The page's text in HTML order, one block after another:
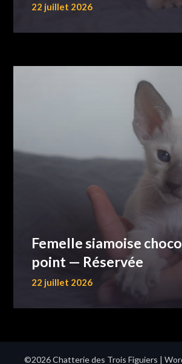
22 juillet 2026
Femelle siamoise
point — Réservée
22 juillet 2026
©2026 Chatterie des Trois Figuiers |